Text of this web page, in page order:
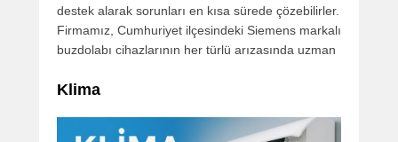
destek alarak sorunları en kısa sürede çözebilirler.
Firmamız, Cumhuriyet ilçesindeki Siemens markalı
buzdolabı cihazlarının her türlü arızasında uzman
Klima